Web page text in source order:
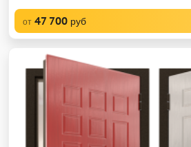
от 47 700 руб